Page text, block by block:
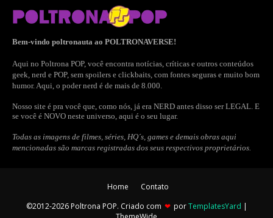
Bem-vindo poltronauta ao POLTRONAVERSE!
Aqui no Poltrona POP, você encontra notícias, críticas e outros conteúdos
geek, nerd e POP, sem spoilers e clickbaits, com fontes seguras e muito bom
humor. Aqui, o poder nerd é de mais de 8.000.
Nosso site é pra você que, como nós, já era NERD antes disso ser LEGAL. E
se você é NOVO neste universo, aqui é o seu lugar.
Todas as imagens de filmes, séries, HQ´s, games e demais obras aqui
mencionadas são marcas registradas dos seus respectivos proprietários.
Home
Contato
©2012-2026 Poltrona POP. Criado com ❤ porTemplatesYard |